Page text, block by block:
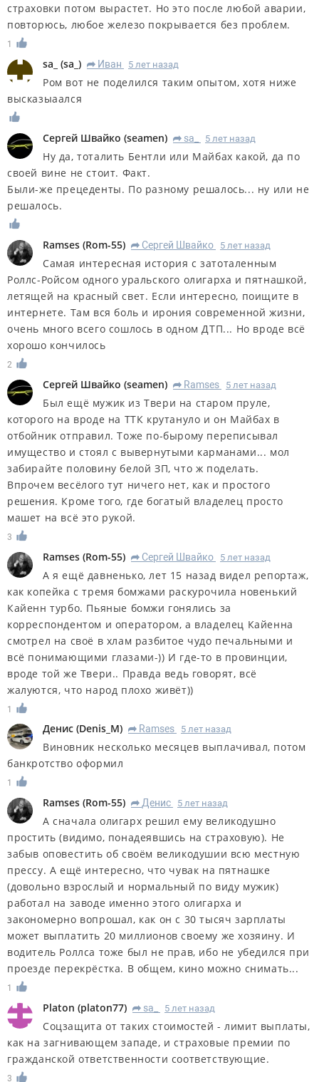
страховки потом вырастет. Но это после любой аварии,
повторюсь, любое железо покрывается без проблем.
1
sa_ (sa_ ) R Иван 5 лет назад
Ром вот не поделился таким опытом, хотя ниже
высказыаался
Сергей Швайко (seamen) R sa_ 5 лет назад
Ну да, тоталить Бентли или Майбах какой, да по
своей вине не стоит. Факт.
Были-же прецеденты. По разному решалось... ну или не
решалось.
Ramses (Rom-55) R Сергей Швайко 5 лет назад
Самая интересная история с затоталенным
Роллс-Ройсом одного уральского олигарха и пятнашкой,
летящей на красный свет. Если интересно, поищите в
интернете. Там вся боль и ирония современной жизни,
очень много всего сошлось в одном ДТП... Но вроде всё
хорошо кончилось
2
Сергей Швайко (seamen) R Ramses 5 лет назад
Был ещё мужик из Твери на старом пруле,
которого на вроде на ТТК крутануло и он Майбах в
отбойник отправил. Тоже по-бырому переписывал
имущество и стоял с вывернутыми карманами... мол
забирайте половину белой ЗП, что ж поделать.
Впрочем весёлого тут ничего нет, как и простого
решения. Кроме того, где богатый владелец просто
машет на всё это рукой.
3
Ramses (Rom-55) R Сергей Швайко 5 лет назад
А я ещё давненько, лет 15 назад видел репортаж,
как копейка с тремя бомжами раскурочила новенький
Кайенн турбо. Пьяные бомжи гонялись за
корреспондентом и оператором, а владелец Кайенна
смотрел на своё в хлам разбитое чудо печальными и
всё понимающими глазами-)) И где-то в провинции,
вроде той же Твери.. Правда ведь говорят, всё
жалуются, что народ плохо живёт))
1
Денис (Denis_M) R Ramses 5 лет назад
Виновник несколько месяцев выплачивал, потом
банкротство оформил
1
Ramses (Rom-55) R Денис 5 лет назад
А сначала олигарх решил ему великодушно
простить (видимо, понадеявшись на страховую). Не
забыв оповестить об своём великодушии всю местную
прессу. А ещё интересно, что чувак на пятнашке
(довольно взрослый и нормальный по виду мужик)
работал на заводе именно этого олигарха и
закономерно вопрошал, как он с 30 тысяч зарплаты
может выплатить 20 миллионов своему же хозяину. И
водитель Роллса тоже был не прав, ибо не убедился при
проезде перекрёстка. В общем, кино можно снимать...
1
Platon (platon77) R sa_ 5 лет назад
Соцзащита от таких стоимостей - лимит выплаты,
как на загнивающем западе, и страховые премии по
гражданской ответственности соответствующие.
3